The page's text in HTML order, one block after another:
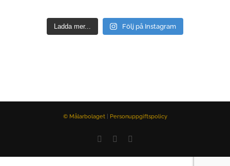
Ladda mer... Följ på Instagram
© Målarbolaget| Personuppgiftspolicy
FacebookInstagram